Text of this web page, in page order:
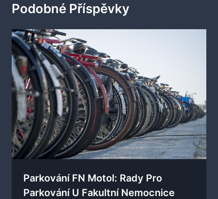
Podobné Příspěvky
Parkování FN Motol: Rady Pro
Parkování U Fakultní Nemocnice